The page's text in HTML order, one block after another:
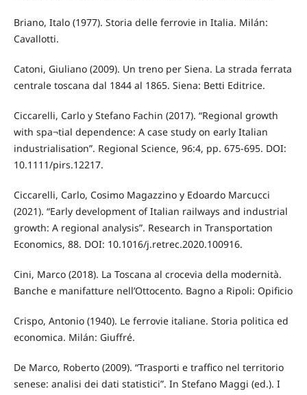
Briano, Italo (1977). Storia delle ferrovie in Italia. Milán:
Cavallotti.
Catoni, Giuliano (2009). Un treno per Siena. La strada ferrata
centrale toscana dal 1844 al 1865. Siena: Betti Editrice.
Ciccarelli, Carlo y Stefano Fachin (2017). “Regional growth
with spa¬tial dependence: A case study on early Italian
industrialisation”. Regional Science, 96:4, pp. 675-695. DOI:
10.1111/pirs.12217.
Ciccarelli, Carlo, Cosimo Magazzino y Edoardo Marcucci
(2021). “Early development of Italian railways and industrial
growth: A regional analysis”. Research in Transportation
Economics, 88. DOI: 10.1016/j.retrec.2020.100916.
Cini, Marco (2018). La Toscana al crocevia della modernità.
Banche e manifatture nell’Ottocento. Bagno a Ripoli: Opificio
Crispo, Antonio (1940). Le ferrovie italiane. Storia politica ed
economica. Milán: Giuffré.
De Marco, Roberto (2009). “Trasporti e traffico nel territorio
senese: analisi dei dati statistici”. In Stefano Maggi (ed.). I